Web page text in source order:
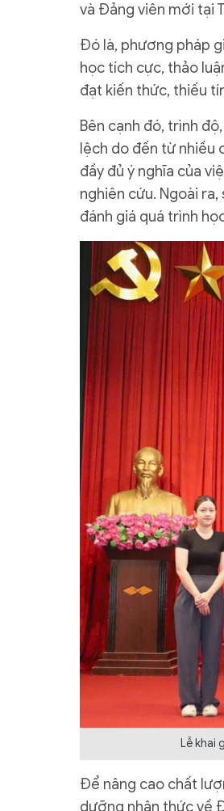
và Đảng viên mới tại
Đó là, phương pháp
học tích cực, thảo
đạt kiến thức, thiếu
Bên cạnh đó, trình
lệch do đến từ nhiều
đầy đủ ý nghĩa của
nghiên cứu. Ngoài
đánh giá quá trình
Lễ khai
Để nâng cao chất
dưỡng nhận thức về